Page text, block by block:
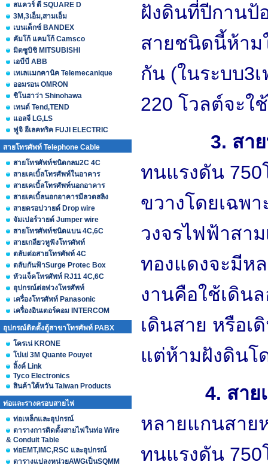
สแควร์ ดี SQUARE D
3M,3เอ็ม,สามเอ็ม
เบนเด็กซ์ BANDEX
คัมโก้ แคมโก้ Camsco
มิตซูบิชิ MITSUBISHI
เอบีบี ABB
เทเลแมกคานิค Telemecanique
ออมรอน OMRON
ชิโนฮาว่า Shinohawa
เทนด์ Tend,TEND
แอลจี LG,LS
ฟูจิ อีเลคทริค FUJI ELECTRIC
สายโทรศัพท์ Telephone Cable
สายโทรศัพท์ชนิดกลม2C 4C
สายเคเบิ้ลโทรศัพท์ในอาคาร
สายเคเบิ้ลโทรศัพท์นอกอาคาร
สายเคเบิ้ลนอกอาคารมีลวดสลิง
สายดรอปวายด์ Drop wire
จัมเปอร์วายด์ Jumper wire
สายโทรศัพท์ชนิดแบน 4C,6C
สายเกลียวหูฟังโทรศัพท์
ตลับต่อสายโทรศัพท์ 4C
ตลับกันฟ้าSurge Protec Box
หัวแจ็คโทรศัพท์ RJ11 4C,6C
อุปกรณ์ต่อพ่วงโทรศัพท์
เครื่องโทรศัพท์ Panasonic
เครื่องอินเตอร์คอม INTERCOM
อุปกรณ์ติดตั้งตู้สาขาโทรศัพท์ PABX
โครเน่ KRONE
โปเย่ 3M Quante Pouyet
ลิ้งค์ Link
Tyco Electronics
สินค้าใต้หวัน Taiwan Products
ท่อและรางครอบสายไฟ
ท่อเหล็กและอุปกรณ์
ตารางการติดตั้งสายไฟในท่อ Wire
& Conduit Table
ท่อEMT,IMC,RSC และอุปกรณ์
ตารางแปลงหน่วยAWGเป็นSQMM
ฝังดินที่ปีกานป้
สายชนิดนี้ห้าม
กัน (ในระบบ3
220 โวลต์จะใ
3. สายทีเ
ทนแรงดัน 750
ขวางโดยเฉพ
วงจรไฟฟ้าสา
ทองแดงจะมีห
งานคือใช้เดิน
เดินสาย หรือ
แต่ห้ามฝังดินโ
4. สายเอ็น
หลายแกนสาย
ทนแรงดัน 750